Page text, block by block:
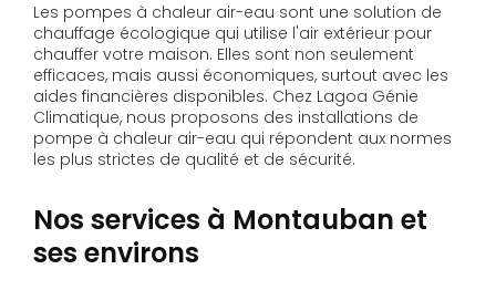
Les pompes à chaleur air-eau sont une solution de
chauffage écologique qui utilise l'air extérieur pour
chauffer votre maison. Elles sont non seulement
efficaces, mais aussi économiques, surtout avec les
aides financières disponibles. Chez Lagoa Génie
Climatique, nous proposons des installations de
pompe à chaleur air-eau qui répondent aux normes
les plus strictes de qualité et de sécurité.
Nos services à Montauban et
ses environs